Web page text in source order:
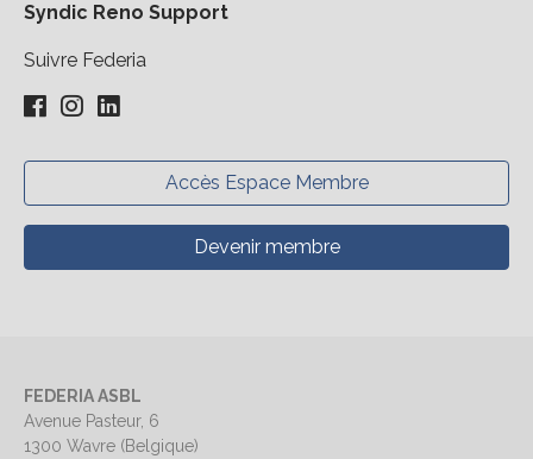
Syndic Reno Support
Suivre Federia
Accès Espace Membre
Devenir membre
FEDERIA ASBL
Avenue Pasteur, 6
1300 Wavre (Belgique)